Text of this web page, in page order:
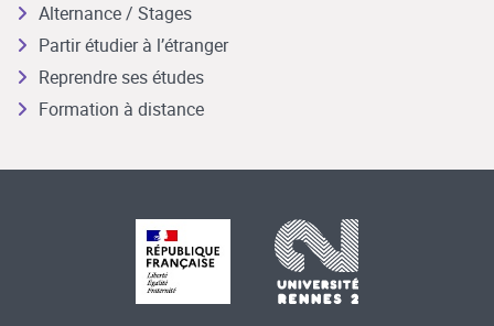
Alternance / Stages
Partir étudier à l’étranger
Reprendre ses études
Formation à distance